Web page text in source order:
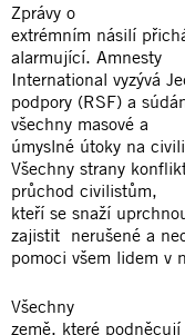
Zprávy o
extrémním násilí
alarmující. Amnesty
International vyzývá
podpory (RSF) a
všechny masové a
úmyslné útoky na
Všechny strany
průchod civilistům,
kteří se snaží
zajistit nerušené a
pomoci všem lidem v
Všechny
země, které